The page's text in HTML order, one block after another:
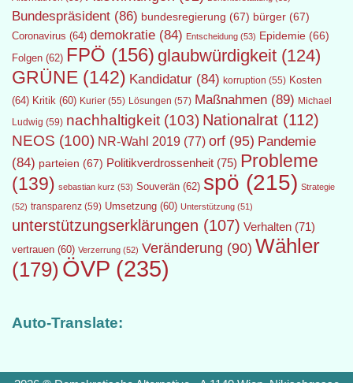
Bundespräsident (86) bundesregierung (67) bürger (67)
Coronavirus (64) demokratie (84) Entscheidung (53) Epidemie (66)
Folgen (62) FPÖ (156) glaubwürdigkeit (124)
GRÜNE (142) Kandidatur (84) korruption (55) Kosten
(64) Kritik (60) Kurier (55) Lösungen (57) Maßnahmen (89) Michael
Ludwig (59) nachhaltigkeit (103) Nationalrat (112)
NEOS (100) NR-Wahl 2019 (77) orf (95) Pandemie
(84) parteien (67) Politikverdrossenheit (75) Probleme
(139) sebastian kurz (53) Souverän (62) spö (215) Strategie
(52) transparenz (59) Umsetzung (60) Unterstützung (51)
unterstützungserklärungen (107) Verhalten (71)
vertrauen (60) Verzerrung (52) Veränderung (90) Wähler
(179) ÖVP (235)
Auto-Translate: